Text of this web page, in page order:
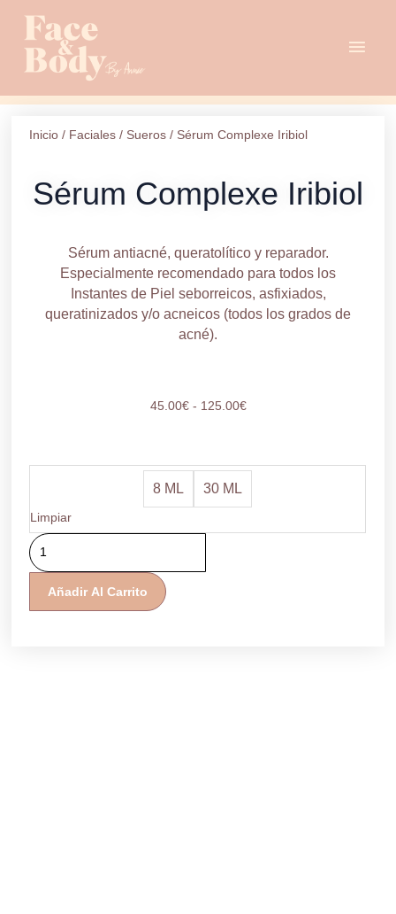
contenido
Inicio / Faciales / Sueros / Sérum Complexe Iribiol
Sérum Complexe Iribiol
Sérum antiacné, queratolítico y reparador.
Especialmente recomendado para todos los
Instantes de Piel seborreicos, asfixiados,
queratinizados y/o acneicos (todos los grados de
acné).
45.00€ - 125.00€Rango
desde
hasta
8 ML 30 ML
Limpiar
Iribiol
cantidad
Añadir Al Carrito